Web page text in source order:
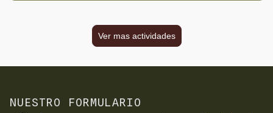
Ver mas actividades
NUESTRO FORMULARIO